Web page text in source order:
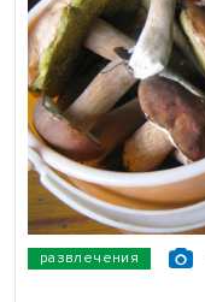
развлечения